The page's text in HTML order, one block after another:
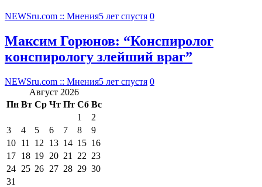
NEWSru.com :: Мнения5 лет спустя 0
Максим Горюнов: “Конспиролог
конспирологу злейший враг”
NEWSru.com :: Мнения5 лет спустя 0
Август 2026
Пн Вт Ср Чт Пт Сб Вс
1
2
3
4 5 6 7 8
9
10 11 12 13 14 15 16
17 18 19 20 21 22 23
24 25 26 27 28 29 30
31